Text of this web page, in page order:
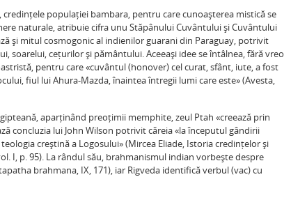
populației bambara, pentru care cunoașterea mistică se
naturale, atribuie cifra unu Stăpânului Cuvântului și Cuvântului
și mitul cosmogonic al indienilor guarani din Paraguay, potrivit
soarelui, cețurilor și pământului. Aceeași idee se întâlnea, fără vreo
pentru care «cuvântul (honover) cel curat, sfânt, iute, a fost
fiul lui Ahura-Mazda, înaintea întregii lumi care este» (Avesta,
aparținând preoțimii memphite, zeul Ptah «creează prin
concluzia lui John Wilson potrivit căreia «la începutul gândirii
creștină a Logosului» (Mircea Eliade, Istoria credințelor și
I, p. 95). La rândul său, brahmanismul indian vorbește despre
brahmana, IX, 171), iar Rigveda identifică verbul (vac) cu